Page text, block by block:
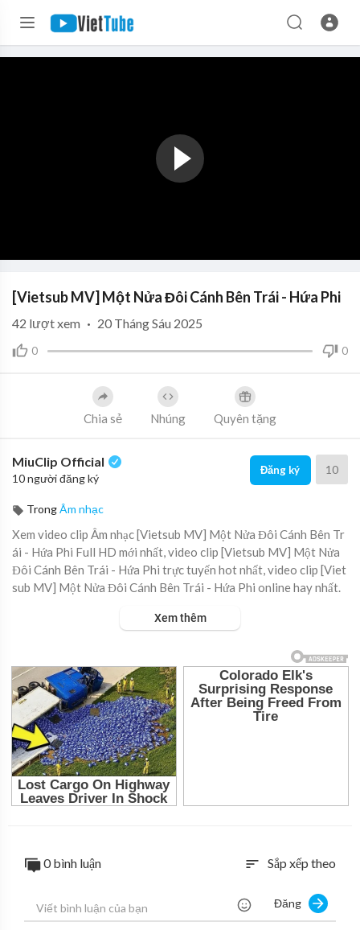
[Vietsub MV] Một Nửa Đôi Cánh Bên Trái - Hứa Phi
0 0
42 lượt xem · 20 Tháng Sáu 2025
Chia sẻ Nhúng Quyên tặng
MiuClip Official
10 người đăng ký
Đăng ký 10
TrongÂm nhạc
Xem video clip Âm nhạc [Vietsub MV] Một Nửa Đôi Cánh Bên Tr
ái - Hứa Phi Full HD mới nhất, video clip [Vietsub MV] Một Nửa
Đôi Cánh Bên Trái - Hứa Phi trực tuyến hot nhất, video clip [Viet
sub MV] Một Nửa Đôi Cánh Bên Trái - Hứa Phi online hay nhất.
Xem thêm
0 bình luận sort Sắp xếp theo
Đăng